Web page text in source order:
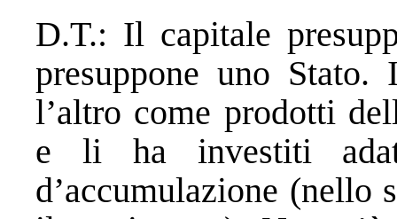
D.T.: Il capitale
presuppone uno
l’altro come prodotti
e li ha investiti
d’accumulazione (nello